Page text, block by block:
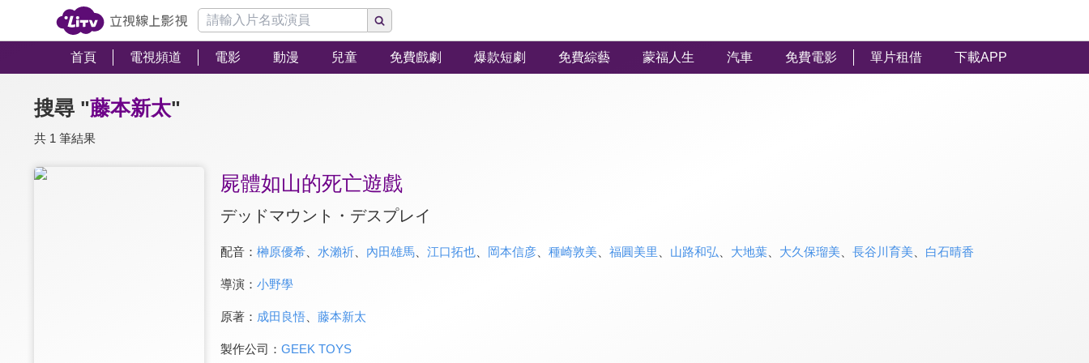
首頁 電視頻道 電影 動漫 兒童 免費戲劇 爆款短劇 免費綜藝 蒙福人生 汽車 免費電影 單片租借 下載APP
搜尋 "藤本新太"
共 1 筆結果
屍體如山的死亡遊戲
デッドマウント・デスプレイ
配音： 榊原優希、 水瀨祈、 內田雄馬、 江口拓也、 岡本信彦、 種崎敦美 福圓美里 山路和弘 大地葉、 大久保瑠美 長谷川育美 白石晴香
導演： 小野學
原著： 成田良悟、 藤本新太
製作公司： GEEK TOYS